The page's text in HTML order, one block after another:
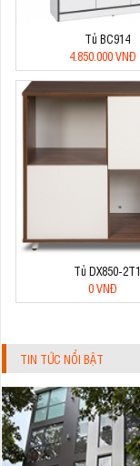
Tủ BC914
4.850.000 VNĐ
Tủ DX850-2T1
0 VNĐ
TIN TỨC NỔI BẬT